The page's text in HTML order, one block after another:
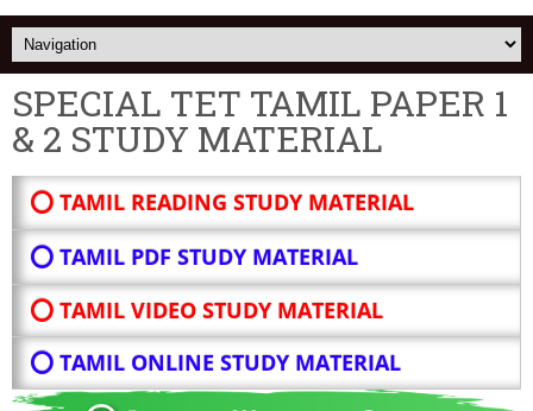
SPECIAL TET TAMIL PAPER 1
& 2 STUDY MATERIAL
⭕ TAMIL READING STUDY MATERIAL
⭕ TAMIL PDF STUDY MATERIAL
⭕ TAMIL VIDEO STUDY MATERIAL
⭕ TAMIL ONLINE STUDY MATERIAL